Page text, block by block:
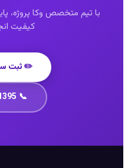
با تیم متخصص وکا پروژه،
کیفیت
✏️ ثبت
📞 09351591395